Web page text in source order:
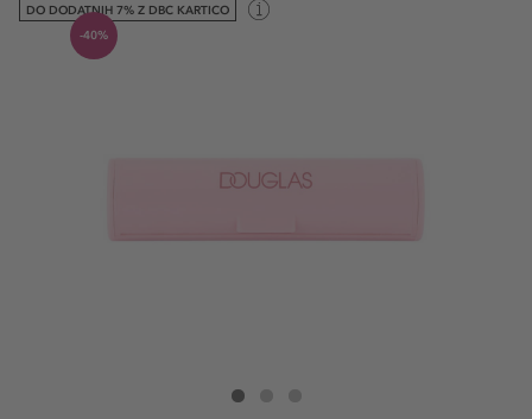
DO DODATNIH 7% Z DBC KARTICO
-40%
Douglas Collection Sebum Blotting Paper